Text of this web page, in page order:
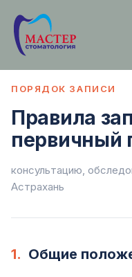
ПОРЯДОК ЗАПИСИ
Правила
первичный
консультацию,
Астрахань
1. Общие